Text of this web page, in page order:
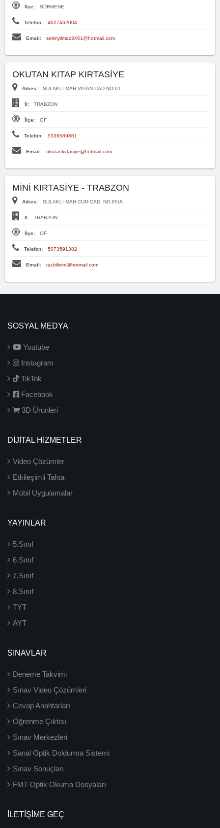
İlçe: SÜRMENE
Telefon: 4627462004
Email: selimyilmaz3461@hotmail.com
OKUTAN KITAP KIRTASİYE
Adres: SULAKLI MAH VATAN CAD NO:61
İl: TRABZON
İlçe: OF
Telefon: 5336589861
Email: okutankirtasiye@hotmail.com
MİNİ KIRTASİYE - TRABZON
Adres: SULAKLI MAH CUM CAD. NO:85/A
İl: TRABZON
İlçe: OF
Telefon: 5073591382
Email: tacbilisim@hotmail.com
SOSYAL MEDYA
Youtube
Instagram
TikTok
Facebook
3D Ürünleri
DİJİTAL HİZMETLER
Video Çözümler
Etkileşimli Tahta
Mobil Uygulamalar
YAYINLAR
5.Sınıf
6.Sınıf
7.Sınıf
8.Sınıf
TYT
AYT
SINAVLAR
Deneme Takvimi
Sınav Video Çözümleri
Cevap Anahtarları
Öğrenme Çıktısı
Sınav Merkezleri
Sanal Optik Doldurma Sistemi
Sınav Sonuçları
FMT Optik Okuma Dosyaları
İLETIŞIME GEÇ